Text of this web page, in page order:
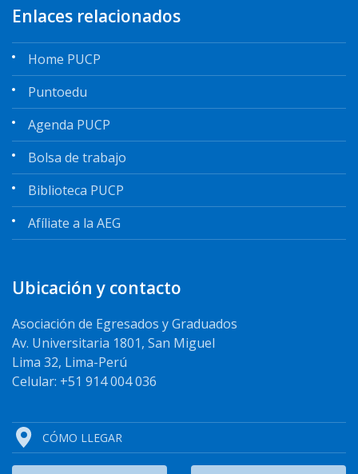
Enlaces relacionados
Home PUCP
Puntoedu
Agenda PUCP
Bolsa de trabajo
Biblioteca PUCP
Afíliate a la AEG
Ubicación y contacto
Asociación de Egresados y Graduados
Av. Universitaria 1801, San Miguel
Lima 32, Lima-Perú
Celular: +51 914 004 036
CÓMO LLEGAR